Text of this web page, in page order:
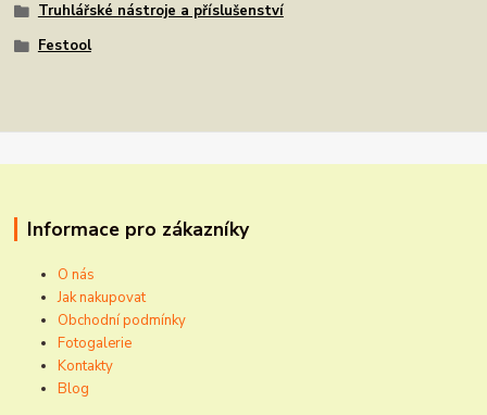
Truhlářské nástroje a příslušenství
Festool
Informace pro zákazníky
O nás
Jak nakupovat
Obchodní podmínky
Fotogalerie
Kontakty
Blog